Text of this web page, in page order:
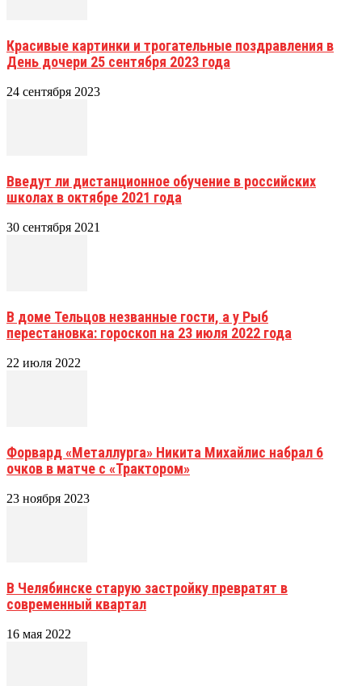
Красивые картинки и трогательные поздравления в
День дочери 25 сентября 2023 года
24 сентября 2023
Введут ли дистанционное обучение в российских
школах в октябре 2021 года
30 сентября 2021
В доме Тельцов незванные гости, а у Рыб
перестановка: гороскоп на 23 июля 2022 года
22 июля 2022
Форвард «Металлурга» Никита Михайлис набрал 6
очков в матче с «Трактором»
23 ноября 2023
В Челябинске старую застройку превратят в
современный квартал
16 мая 2022